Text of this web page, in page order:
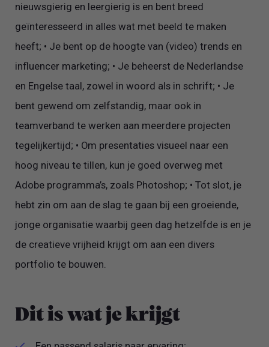
nieuwsgierig en leergierig is en bent breed
geïnteresseerd in alles wat met beeld te maken
heeft; • Je bent op de hoogte van (video) trends en
influencer marketing; • Je beheerst de Nederlandse
en Engelse taal, zowel in woord als in schrift; • Je
bent gewend om zelfstandig, maar ook in
teamverband te werken aan meerdere projecten
tegelijkertijd; • Om presentaties visueel naar een
hoog niveau te tillen, kun je goed overweg met
Adobe programma’s, zoals Photoshop; • Tot slot, je
hebt zin om aan de slag te gaan bij een groeiende,
jonge organisatie waarbij geen dag hetzelfde is en je
de creatieve vrijheid krijgt om aan een divers
portfolio te bouwen.
Dit is wat je krijgt